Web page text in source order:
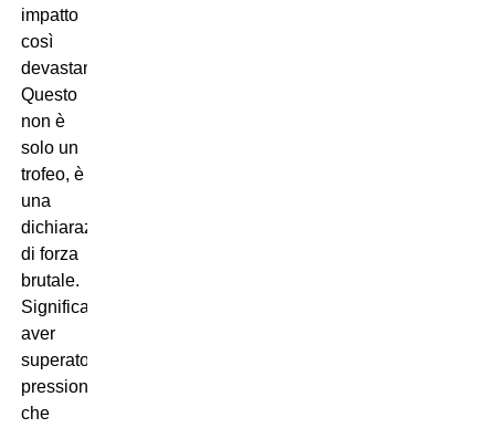
impatto
così
devastante.
Questo
non è
solo un
trofeo, è
una
dichiarazione
di forza
brutale.
Significa
aver
superato
pressioni
che